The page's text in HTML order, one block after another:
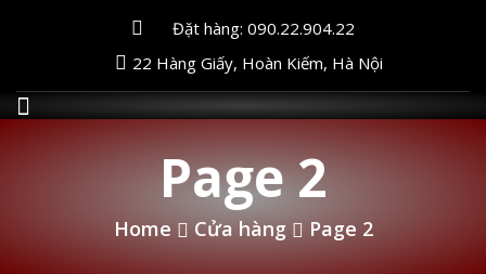
Đặt hàng: 090.22.904.22
22 Hàng Giấy, Hoàn Kiếm, Hà Nội
Page 2
Home Cửa hàng Page 2